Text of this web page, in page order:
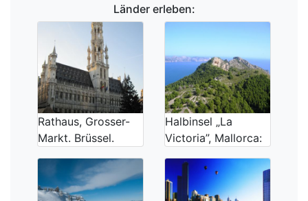
Länder erleben:
Rathaus, Grosser-
Markt. Brüssel.
Halbinsel „La
Victoria”, Mallorca: